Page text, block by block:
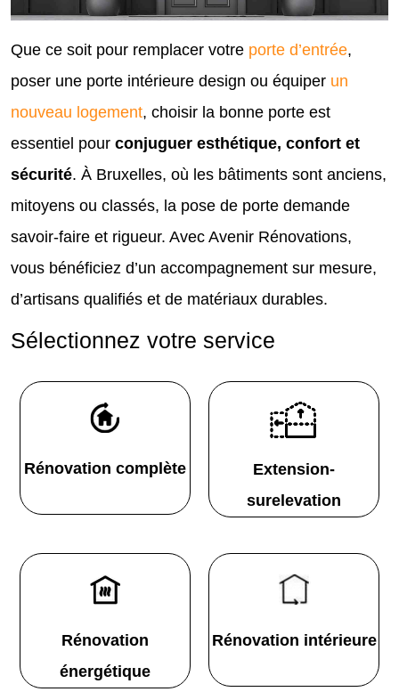
Que ce soit pour remplacer votre porte d’entrée,
poser une porte intérieure design ou équiper un
nouveau logement, choisir la bonne porte est
essentiel pour conjuguer esthétique, confort et
sécurité. À Bruxelles, où les bâtiments sont anciens,
mitoyens ou classés, la pose de porte demande
savoir-faire et rigueur. Avec Avenir Rénovations,
vous bénéficiez d’un accompagnement sur mesure,
d’artisans qualifiés et de matériaux durables.
Sélectionnez votre service
Rénovation complète
Extension-
surelevation
Rénovation
énergétique
Rénovation intérieure